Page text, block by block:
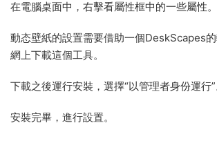
在電腦桌面中，右擊看屬性框中的一些屬性。
動态壁紙的設置需要借助一個DeskScapes
網上下載這個工具。
下載之後運行安裝，選擇“以管理者身份運行”
安裝完畢，進行設置。